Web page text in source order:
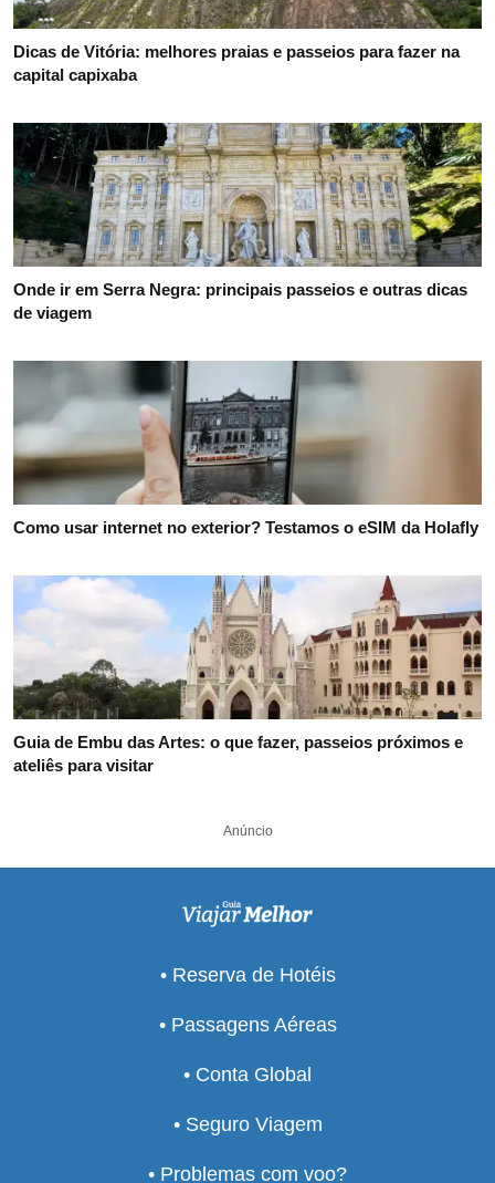
Dicas de Vitória: melhores praias e passeios para fazer na
capital capixaba
Onde ir em Serra Negra: principais passeios e outras dicas
de viagem
Como usar internet no exterior? Testamos o eSIM da Holafly
Guia de Embu das Artes: o que fazer, passeios próximos e
ateliês para visitar
Anúncio
• Reserva de Hotéis
• Passagens Aéreas
• Conta Global
• Seguro Viagem
• Problemas com voo?